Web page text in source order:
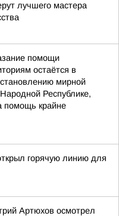
лучшего мастера
помощи
остаётся в
мирной
Республике,
помощь крайне
горячую линию для
Артюхов осмотрел